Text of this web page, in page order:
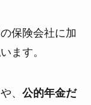
保険会社に加
ます。
、 公的年金だ